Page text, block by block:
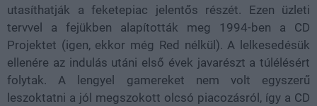
utasíthatják a feketepiac jelentős részét. Ezen üzleti
tervvel a fejükben alapították meg 1994-ben a CD
Projektet (igen, ekkor még Red nélkül). A lelkesedésük
ellenére az indulás utáni első évek javarészt a túlélésért
folytak. A lengyel gamereket nem volt egyszerű
leszoktatni a jól megszokott olcsó piacozásról, így a CD